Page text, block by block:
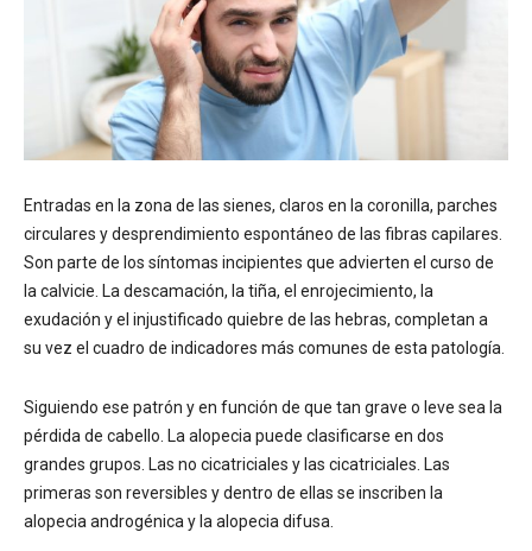
Entradas en la zona de las sienes, claros en la coronilla, parches
circulares y desprendimiento espontáneo de las fibras capilares.
Son parte de los síntomas incipientes que advierten el curso de
la calvicie. La descamación, la tiña, el enrojecimiento, la
exudación y el injustificado quiebre de las hebras, completan a
su vez el cuadro de indicadores más comunes de esta patología.
Siguiendo ese patrón y en función de que tan grave o leve sea la
pérdida de cabello. La alopecia puede clasificarse en dos
grandes grupos. Las no cicatriciales y las cicatriciales. Las
primeras son reversibles y dentro de ellas se inscriben la
alopecia androgénica y la alopecia difusa.